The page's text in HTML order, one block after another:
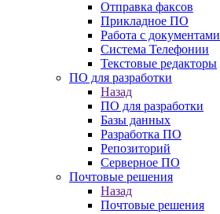
Отправка факсов
Прикладное ПО
Работа с документами
Система Телефонии
Текстовые редакторы
ПО для разработки
Назад
ПО для разработки
Базы данных
Разработка ПО
Репозиторий
Серверное ПО
Почтовые решения
Назад
Почтовые решения